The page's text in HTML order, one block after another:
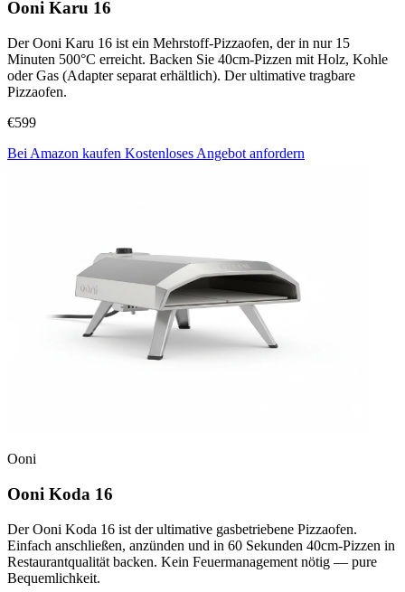
Ooni Karu 16
Der Ooni Karu 16 ist ein Mehrstoff-Pizzaofen, der in nur 15
Minuten 500°C erreicht. Backen Sie 40cm-Pizzen mit Holz, Kohle
oder Gas (Adapter separat erhältlich). Der ultimative tragbare
Pizzaofen.
€599
Bei Amazon kaufen Kostenloses Angebot anfordern
Ooni
Ooni Koda 16
Der Ooni Koda 16 ist der ultimative gasbetriebene Pizzaofen.
Einfach anschließen, anzünden und in 60 Sekunden 40cm-Pizzen in
Restaurantqualität backen. Kein Feuermanagement nötig — pure
Bequemlichkeit.